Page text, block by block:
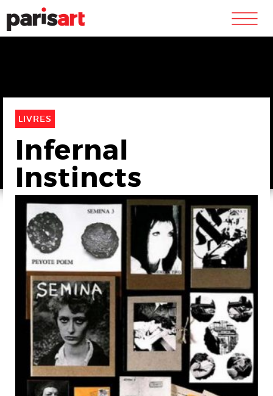
m
LIVRES
Infernal
Instincts